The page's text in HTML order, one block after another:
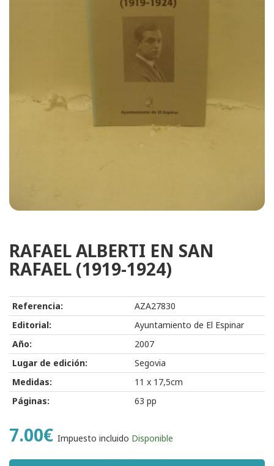
RAFAEL ALBERTI EN SAN
RAFAEL (1919-1924)
Referencia:
AZA27830
Editorial:
Ayuntamiento de El Espinar
Año:
2007
Lugar de edición:
Segovia
Medidas:
11 x 17,5cm
Páginas:
63 pp
7.00€ Impuesto incluido Disponible